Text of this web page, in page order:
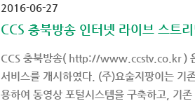
2016-06-27
CCS 충북방송 인터넷 라이브 스트
CCS 충북방송( http://www.ccstv.co.kr )
서비스를 개시하였다. (주)요술지팡이는 기
용하여 동영상 포털시스템을 구축하고, 기존